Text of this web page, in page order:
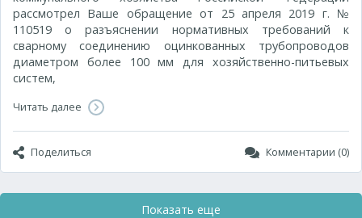
рассмотрел Ваше обращение от 25 апреля 2019 г. №
110519 о разъяснении нормативных требований к
сварному соединению оцинкованных трубопроводов
диаметром более 100 мм для хозяйственно-питьевых
систем,
Читать далее
Поделиться Комментарии (0)
Показать еще